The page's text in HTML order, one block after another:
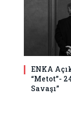
ENKA
“Metot”-
Savaşı”